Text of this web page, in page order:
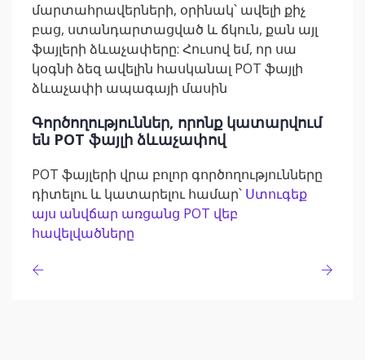
մարտահրավերների, օրինակ՝ ավելի քիչ
բաց, ստանդարտացված և ճկուն, քան այլ
ֆայլերի ձևաչափերը: Հուսով եմ, որ սա
կօգնի ձեզ ավելին հասկանալ POT ֆայլի
ձևաչափի ապագայի մասին
Գործողություններ, որոնք կատարվում
են POT ֆայլի ձևաչափով
POT ֆայլերի վրա բոլոր գործողությունները
դիտելու և կատարելու համար՝ Ստուգեք
այս անվճար առցանց POT վեբ
հավելվածները